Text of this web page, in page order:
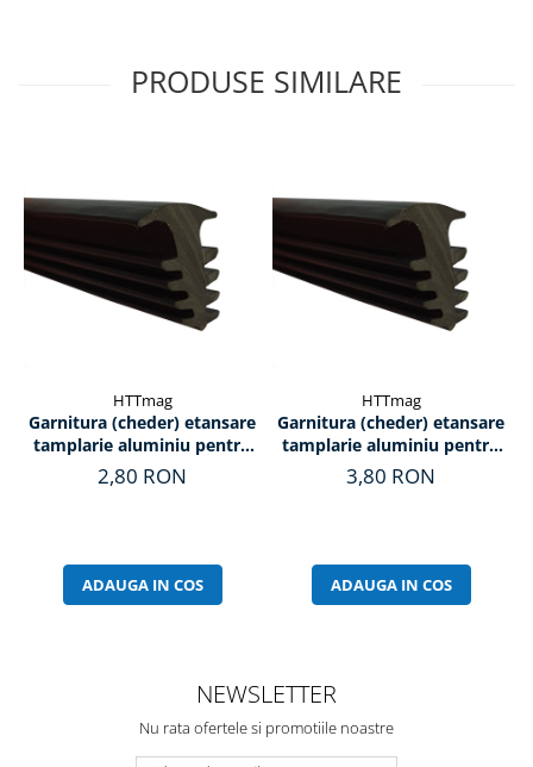
PRODUSE SIMILARE
HTTmag
Garnitura (cheder) etansare
tamplarie aluminiu pentru
sticla, T11 (2mm)
2,80 RON
ADAUGA IN COS
HTTmag
Garnitura (cheder) etansare
tamplarie aluminiu pentru
sticla, T10 (3mm)
3,80 RON
ADAUGA IN COS
NEWSLETTER
Nu rata ofertele si promotiile noastre